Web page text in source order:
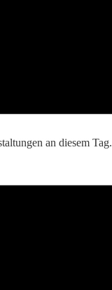
an diesem Tag.